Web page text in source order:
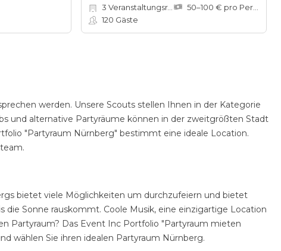
3 Veranstaltungsräume
120 Gäste
werden. Unsere Scouts stellen Ihnen in der Kategorie
und alternative Partyräume können in der zweitgrößten Stadt
"Partyraum Nürnberg" bestimmt eine ideale Location.
bietet viele Möglichkeiten um durchzufeiern und bietet
Sonne rauskommt. Coole Musik, eine einzigartige Location
Partyraum? Das Event Inc Portfolio "Partyraum mieten
wählen Sie ihren idealen Partyraum Nürnberg.